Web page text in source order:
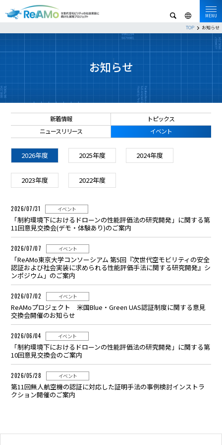
MENU
TOP お知らせ
お知らせ
新着情報
トピックス
ニュースリリース
イベント
2026年度 2025年度 2024年度
2023年度 2022年度
2026/07/31 イベント
「制約環境下におけるドローンの性能評価法の研究開発」に関する第
11回意⾒交換会(デモ・体験あり)のご案内
2026/07/07 イベント
「ReAMo東京大学コンソーシアム 第5回『次世代空モビリティの安全
認証および社会実装に求められる性能評価手法に関する研究開発』シ
ンポジウム」のご案内
2026/07/02 イベント
ReAMoプロジェクト 米国Blue・Green UAS認証制度に関する意見
交換会開催のお知らせ
2026/06/04 イベント
「制約環境下におけるドローンの性能評価法の研究開発」に関する第
10回意⾒交換会のご案内
2026/05/28 イベント
第11回無人航空機の認証に対応した証明手法の事例検討インストラ
クション開催のご案内